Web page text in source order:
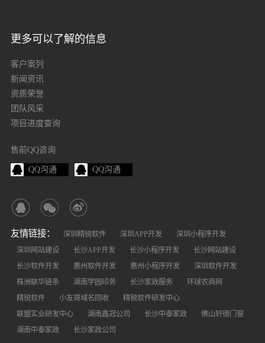
更多可以了解的信息
客户案列
新闻资讯
资质荣誉
团队风采
项目进度查询
售前QQ咨询
QQ沟通 QQ沟通
友情链接： 深圳精锐软件 深圳APP开发
深圳小程序开发
深圳网站建设
长沙APP开发 长沙小程序开发
长沙网站建设
长沙软件开发
惠州软件开发 惠州小程序开发
深圳软件开发
株洲联华链条
湖南学园印务 长沙家政服务
环球农商网
精锐软件
小友哥域名回收
精锐软件研发中心
联盟实业研发中心
湖南鑫冠公司 长沙中泰家政
佛山轩德门窗
湖南中泰家政
长沙家政公司